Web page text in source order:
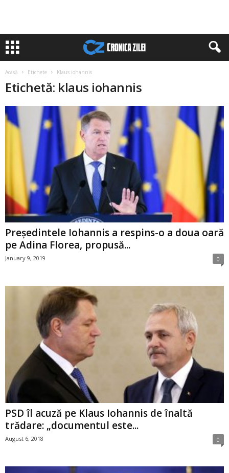
Acasă Etichete Klaus iohannis
Etichetă: klaus iohannis
Președintele Iohannis a respins-o a doua oară
pe Adina Florea, propusă...
January 9, 2019 0
PSD îl acuză pe Klaus Iohannis de înaltă
trădare: „documentul este...
August 6, 2018 0